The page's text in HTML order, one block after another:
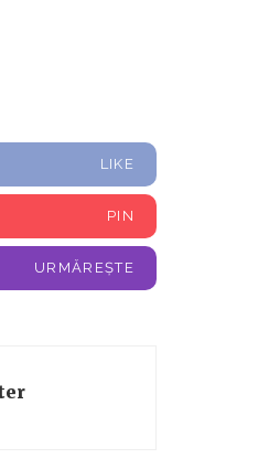
LIKE
PIN
URMĂREȘTE